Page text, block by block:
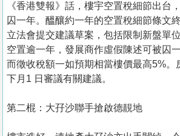
我
們
《香港雙報》話，樓宇空置稅細節出台
囚一年。醞釀約一年的空置稅細節條文
立法會提交建議草案，包括限制新盤單
空置逾一年，發展商作虛假陳述可被囚
而徵收稅額一如預期相當樓價最高5%。
下月1 日審議有關建議。
第二棍：大孖沙聯手搶啟德靚地